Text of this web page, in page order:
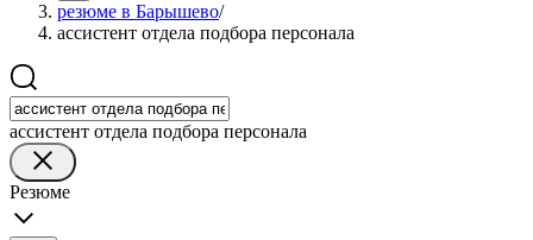
резюме в Барышево/
ассистент отдела подбора персонала
ассистент отдела подбора персонала
Резюме